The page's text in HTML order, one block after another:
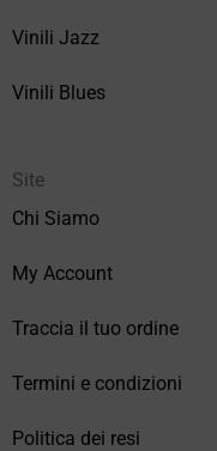
Vinili Jazz
Vinili Blues
Site
Chi Siamo
My Account
Traccia il tuo ordine
Termini e condizioni
Politica dei resi